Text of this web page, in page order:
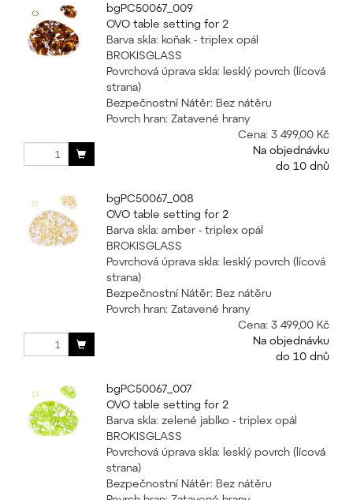
bgPC50067_009
OVO table setting for 2
Barva skla: koňak - triplex opál
BROKISGLASS
Povrchová úprava skla: lesklý povrch (lícová
strana)
Bezpečnostní Nátěr: Bez nátěru
Povrch hran: Zatavené hrany
Cena: 3 499,00 Kč
Na objednávku
do 10 dnů
bgPC50067_008
OVO table setting for 2
Barva skla: amber - triplex opál
BROKISGLASS
Povrchová úprava skla: lesklý povrch (lícová
strana)
Bezpečnostní Nátěr: Bez nátěru
Povrch hran: Zatavené hrany
Cena: 3 499,00 Kč
Na objednávku
do 10 dnů
bgPC50067_007
OVO table setting for 2
Barva skla: zelené jablko - triplex opál
BROKISGLASS
Povrchová úprava skla: lesklý povrch (lícová
strana)
Bezpečnostní Nátěr: Bez nátěru